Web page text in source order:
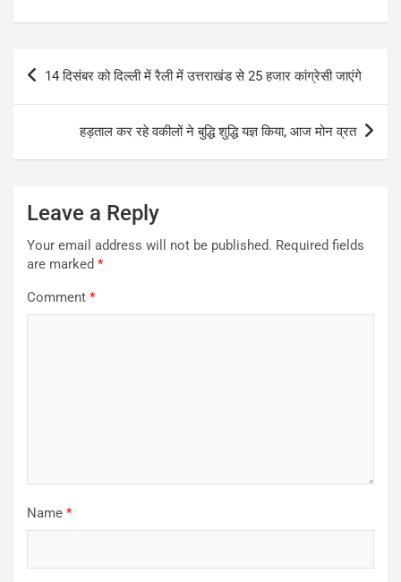
Post
14 दिसंबर को दिल्ली में रैली में उत्तराखंड से 25 हजार कांग्रेसी जाएंगे
हड़ताल कर रहे वकीलों ने बुद्धि शुद्धि यज्ञ किया, आज मोन व्रत
Leave a Reply
Your email address will not be published. Required fields
are marked *
Comment *
Name *